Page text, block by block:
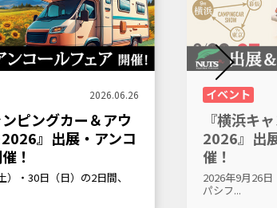
2026.06.26
ンピングカー＆アウ
』出展・アンコ
！
）・30日（日）の2日間、
イベント
『横浜キ
2026』出
催！
2026年9月26
パシフ...